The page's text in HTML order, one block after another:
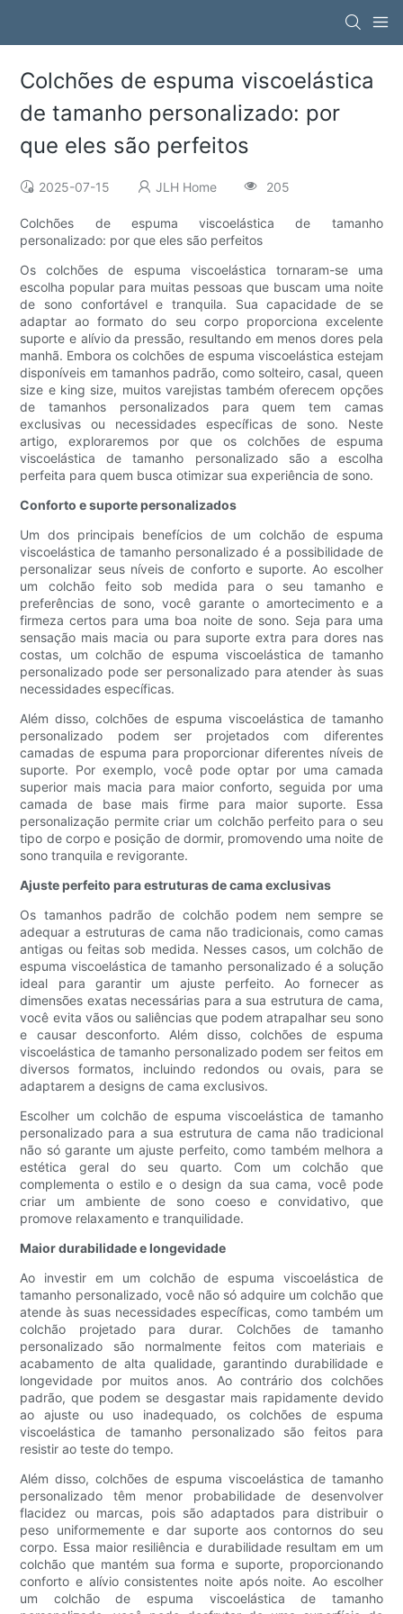
Colchões de espuma viscoelástica
de tamanho personalizado: por
que eles são perfeitos
2025-07-15 JLH Home 205
Colchões de espuma viscoelástica de tamanho
personalizado: por que eles são perfeitos
Os colchões de espuma viscoelástica tornaram-se uma
escolha popular para muitas pessoas que buscam uma noite
de sono confortável e tranquila. Sua capacidade de se
adaptar ao formato do seu corpo proporciona excelente
suporte e alívio da pressão, resultando em menos dores pela
manhã. Embora os colchões de espuma viscoelástica estejam
disponíveis em tamanhos padrão, como solteiro, casal, queen
size e king size, muitos varejistas também oferecem opções
de tamanhos personalizados para quem tem camas
exclusivas ou necessidades específicas de sono. Neste
artigo, exploraremos por que os colchões de espuma
viscoelástica de tamanho personalizado são a escolha
perfeita para quem busca otimizar sua experiência de sono.
Conforto e suporte personalizados
Um dos principais benefícios de um colchão de espuma
viscoelástica de tamanho personalizado é a possibilidade de
personalizar seus níveis de conforto e suporte. Ao escolher
um colchão feito sob medida para o seu tamanho e
preferências de sono, você garante o amortecimento e a
firmeza certos para uma boa noite de sono. Seja para uma
sensação mais macia ou para suporte extra para dores nas
costas, um colchão de espuma viscoelástica de tamanho
personalizado pode ser personalizado para atender às suas
necessidades específicas.
Além disso, colchões de espuma viscoelástica de tamanho
personalizado podem ser projetados com diferentes
camadas de espuma para proporcionar diferentes níveis de
suporte. Por exemplo, você pode optar por uma camada
superior mais macia para maior conforto, seguida por uma
camada de base mais firme para maior suporte. Essa
personalização permite criar um colchão perfeito para o seu
tipo de corpo e posição de dormir, promovendo uma noite de
sono tranquila e revigorante.
Ajuste perfeito para estruturas de cama exclusivas
Os tamanhos padrão de colchão podem nem sempre se
adequar a estruturas de cama não tradicionais, como camas
antigas ou feitas sob medida. Nesses casos, um colchão de
espuma viscoelástica de tamanho personalizado é a solução
ideal para garantir um ajuste perfeito. Ao fornecer as
dimensões exatas necessárias para a sua estrutura de cama,
você evita vãos ou saliências que podem atrapalhar seu sono
e causar desconforto. Além disso, colchões de espuma
viscoelástica de tamanho personalizado podem ser feitos em
diversos formatos, incluindo redondos ou ovais, para se
adaptarem a designs de cama exclusivos.
Escolher um colchão de espuma viscoelástica de tamanho
personalizado para a sua estrutura de cama não tradicional
não só garante um ajuste perfeito, como também melhora a
estética geral do seu quarto. Com um colchão que
complementa o estilo e o design da sua cama, você pode
criar um ambiente de sono coeso e convidativo, que
promove relaxamento e tranquilidade.
Maior durabilidade e longevidade
Ao investir em um colchão de espuma viscoelástica de
tamanho personalizado, você não só adquire um colchão que
atende às suas necessidades específicas, como também um
colchão projetado para durar. Colchões de tamanho
personalizado são normalmente feitos com materiais e
acabamento de alta qualidade, garantindo durabilidade e
longevidade por muitos anos. Ao contrário dos colchões
padrão, que podem se desgastar mais rapidamente devido
ao ajuste ou uso inadequado, os colchões de espuma
viscoelástica de tamanho personalizado são feitos para
resistir ao teste do tempo.
Além disso, colchões de espuma viscoelástica de tamanho
personalizado têm menor probabilidade de desenvolver
flacidez ou marcas, pois são adaptados para distribuir o
peso uniformemente e dar suporte aos contornos do seu
corpo. Essa maior resiliência e durabilidade resultam em um
colchão que mantém sua forma e suporte, proporcionando
conforto e alívio consistentes noite após noite. Ao escolher
um colchão de espuma viscoelástica de tamanho